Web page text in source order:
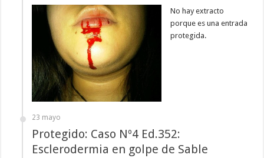
No hay extracto
porque es una entrada
protegida.
23 mayo
Protegido: Caso Nº4 Ed.352:
Esclerodermia en golpe de Sable